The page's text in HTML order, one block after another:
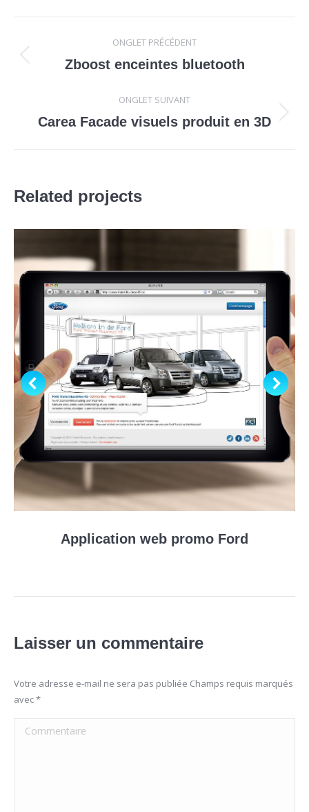
de
commentaire
ONGLET PRÉCÉDENT
Onglet
Zboost enceintes bluetooth
ONGLET SUIVANT
Projets
Carea Facade visuels produit en 3D
Related projects
Application web promo Ford
Laisser un commentaire
Votre adresse e-mail ne sera pas publiée Champs requis marqués
avec*
Commentaire